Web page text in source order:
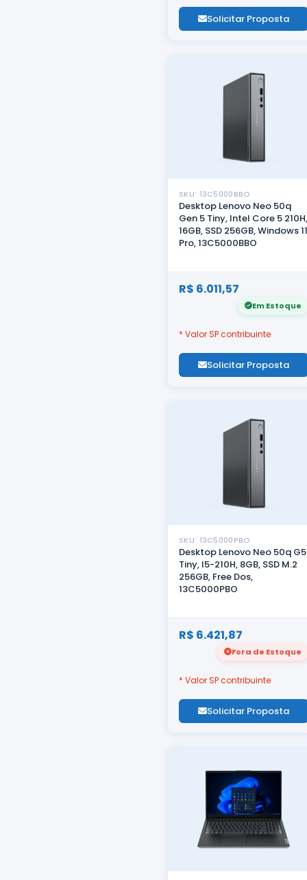
Solicitar Proposta
SKU: 13C5000BBO
Desktop Lenovo Neo 50q
Gen 5 Tiny, Intel Core 5 210H,
16GB, SSD 256GB, Windows 11
Pro, 13C5000BBO
R$ 6.011,57
Em Estoque
* Valor SP contribuinte
Solicitar Proposta
SKU: 13C5000PBO
Desktop Lenovo Neo 50q G5
Tiny, I5-210H, 8GB, SSD M.2
256GB, Free Dos,
13C5000PBO
R$ 6.421,87
Fora de Estoque
* Valor SP contribuinte
Solicitar Proposta